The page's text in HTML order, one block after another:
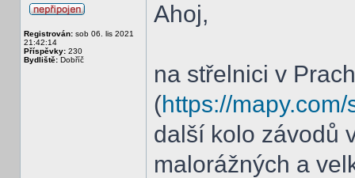
Registrován: sob 06. lis 2021
21:42:14
Příspěvky: 230
Bydliště: Dobříč
Ahoj,
na střelnici v
(https://
další kolo závodů
malorážných a